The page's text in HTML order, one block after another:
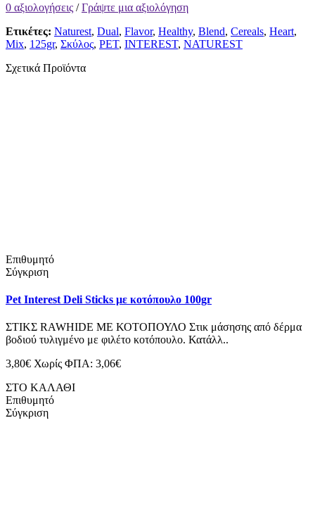
0 αξιολογήσεις /Γράψτε μια αξιολόγηση
Ετικέτες: Naturest, Dual, Flavor, Healthy, Blend, Cereals, Heart,
Mix, 125gr, Σκύλος, PET, INTEREST, NATUREST
Σχετικά Προϊόντα
Επιθυμητό
Σύγκριση
Pet Interest Deli Sticks με κοτόπουλο 100gr
ΣΤΙΚΣ RAWHIDE ΜΕ ΚΟΤΟΠΟΥΛΟ Στικ μάσησης από δέρμα
βοδιού τυλιγμένο με φιλέτο κοτόπουλο. Κατάλλ..
3,80€ Χωρίς ΦΠΑ: 3,06€
ΣΤΟ ΚΑΛΑΘΙ
Επιθυμητό
Σύγκριση